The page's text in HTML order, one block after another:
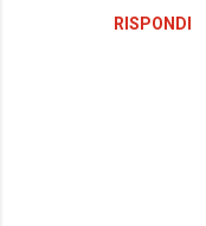
RISPONDI